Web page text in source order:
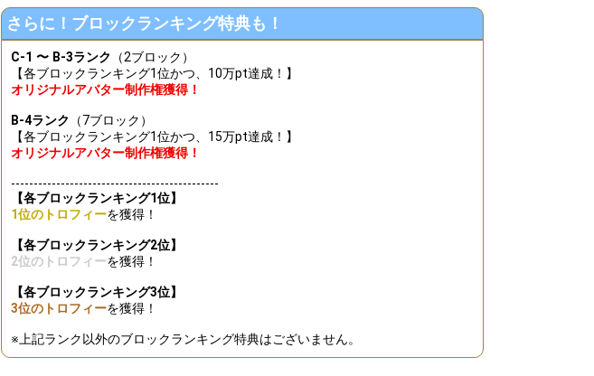
さらに！ブロックランキング特典も！
C-1 〜 B-3ランク
（2ブロック）
【各ブロックランキング1位かつ、10万pt達成！】
オリジナルアバター制作権獲得！
B-4ランク
（7ブロック）
【各ブロックランキング1位かつ、15万pt達成！】
オリジナルアバター制作権獲得！
----------------------------------------------
【各ブロックランキング1位】
1位のトロフィーを獲得！
【各ブロックランキング2位】
2位のトロフィーを獲得！
【各ブロックランキング3位】
3位のトロフィーを獲得！
※上記ランク以外のブロックランキング特典はございません。